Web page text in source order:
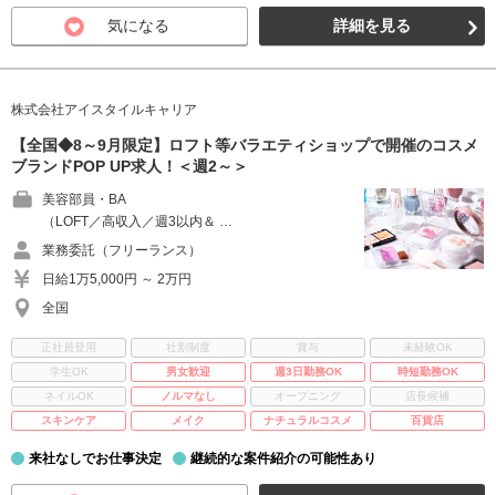
気になる 詳細を見る
株式会社アイスタイルキャリア
【全国◆8～9月限定】ロフト等バラエティショップで開催のコスメ
ブランドPOP UP求人！＜週2～＞
美容部員・BA
（LOFT／高収入／週3以内＆ …
業務委託（フリーランス）
日給1万5,000円 ～ 2万円
全国
正社員登用 社割制度 賞与
未経験OK
学生OK
男女歓迎 週3日勤務OK
時短勤務OK
ネイルOK
ノルマなし オープニング
店長候補
スキンケア
メイク ナチュラルコスメ 百貨店
来社なしでお仕事決定 継続的な案件紹介の可能性あり